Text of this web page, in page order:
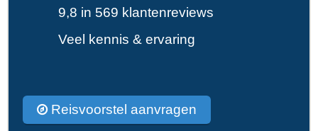
9,8 in 569 klantenreviews
Veel kennis & ervaring
Reisvoorstel aanvragen